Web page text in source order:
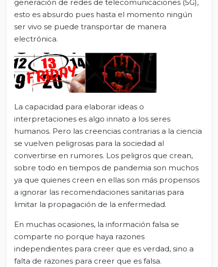
generación de redes de telecomunicaciones (5G),
esto es absurdo pues hasta el momento ningún
ser vivo se puede transportar de manera
electrónica.
La capacidad para elaborar ideas o
interpretaciones es algo innato a los seres
humanos. Pero las creencias contrarias a la ciencia
se vuelven peligrosas para la sociedad al
convertirse en rumores. Los peligros que crean,
sobre todo en tiempos de pandemia son muchos
ya que quienes creen en ellas son más propensos
a ignorar las recomendaciones sanitarias para
limitar la propagación de la enfermedad.
En muchas ocasiones, la información falsa se
comparte no porque haya razones
independientes para creer que es verdad, sino a
falta de razones para creer que es falsa.